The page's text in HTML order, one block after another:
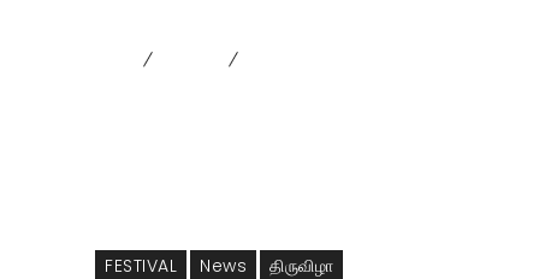
FESTIVAL News
திருவிழா